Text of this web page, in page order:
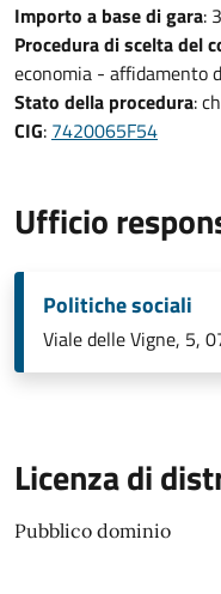
Importo a base di gara:
Procedura di scelta del
economia - affidamento
Stato della procedura:
CIG: 7420065F54
Ufficio
Politiche sociali
Viale delle Vigne, 5,
Licenza di
Pubblico dominio